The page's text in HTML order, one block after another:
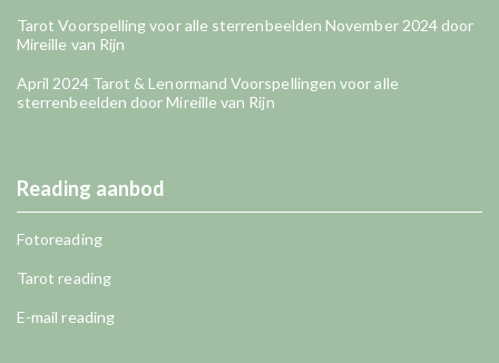
Tarot Voorspelling voor alle sterrenbeelden November 2024 door
Mireille van Rijn
April 2024 Tarot & Lenormand Voorspellingen voor alle
sterrenbeelden door Mireille van Rijn
Reading aanbod
Fotoreading
Tarot reading
E-mail reading